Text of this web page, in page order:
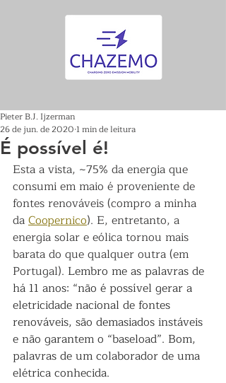
É possível é!
Pieter B.J. Ijzerman
26 de jun. de 2020 1 min de leitura
Esta a vista, ~75% da energia que
consumi em maio é proveniente de
fontes renováveis (compro a minha
da Coopernico). E, entretanto, a
energia solar e eólica tornou mais
barata do que qualquer outra (em
Portugal). Lembro me as palavras de
há 11 anos: “não é possível gerar a
eletricidade nacional de fontes
renováveis, são demasiados instáveis
e não garantem o “baseload”. Bom,
palavras de um colaborador de uma
elétrica conhecida.